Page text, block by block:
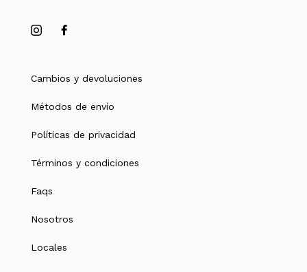
Cambios y devoluciones
Métodos de envío
Políticas de privacidad
Términos y condiciones
Faqs
Nosotros
Locales